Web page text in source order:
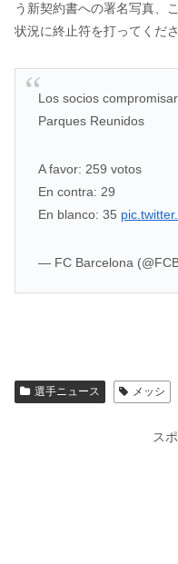
う新契約書への署名写真、
状況に終止符を打ってくださ
Los socios
Parques Reunidos
A favor: 259 votos
En contra: 29
En blanco: 35
— FC Barcelona
選手ニュース メッシ
ス